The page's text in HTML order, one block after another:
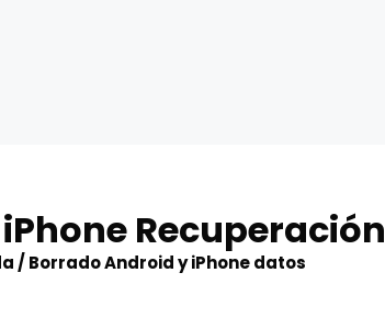
Recuperación
/ Borrado Android y iPhone datos